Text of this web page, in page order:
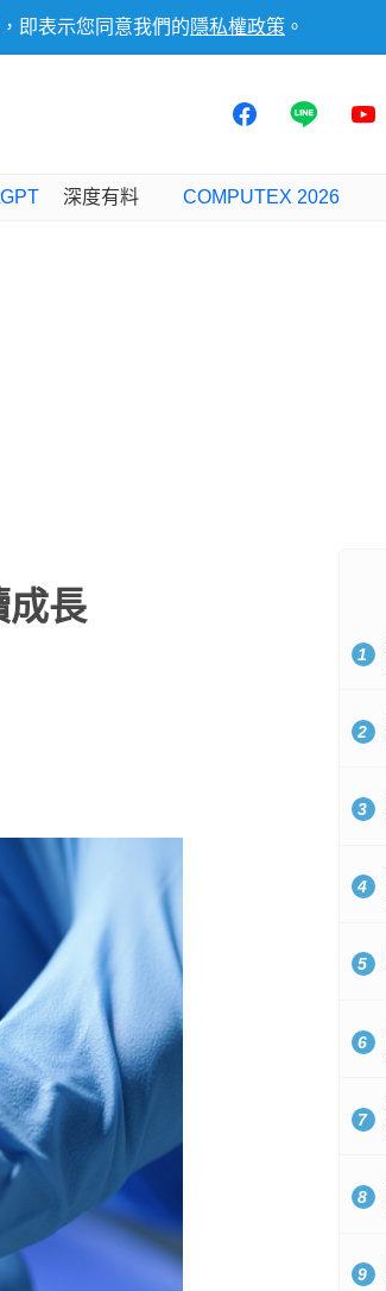
即表示您同意我們的 隱私權政策 。
深度有料 COMPUTEX 2026
成長
1
2
3
4
5
6
7
8
9